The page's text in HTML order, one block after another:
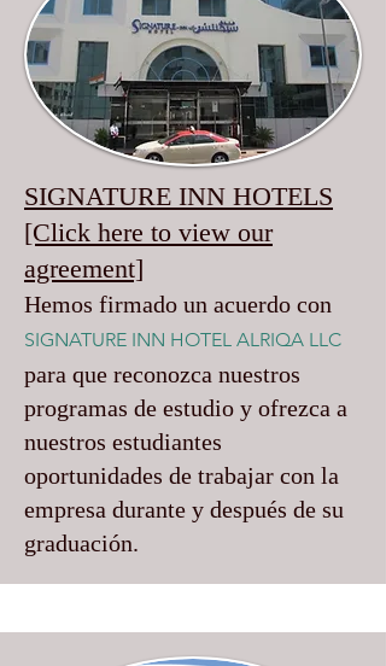
SIGNATURE INN HOTELS
[Click here to view our
agreement]
Hemos firmado un acuerdo con
SIGNATURE INN HOTEL ALRIQA LLC
para que reconozca nuestros
programas de estudio y ofrezca a
nuestros estudiantes
oportunidades de trabajar con la
empresa durante y después de su
graduación.